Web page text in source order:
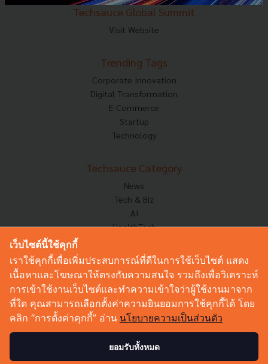
Techsauce Global Summit
Visit Website
Trending Tags
Corporate Innovation
Digital Transformation
E-Commerce
Startup
Technology
Techsauce Category
News
Tech & Biz
AI
HealthTech
Corp Innov
Saucy Thoughts
Sustainable
Videos
Podcast
เว็บไซต์นี้ใช้คุกกี้
เราใช้คุกกี้เพื่อเพิ่มประสบการณ์ที่ดีในการใช้เว็บไซต์ แสดง
เนื้อหาและโฆษณาให้ตรงกับความสนใจ รวมถึงเพื่อวิเคราะห์
การเข้าใช้งานเว็บไซต์และทำความเข้าใจว่าผู้ใช้งานมาจาก
ที่ใด คุณสามารถเลือกตั้งค่าความยินยอมการใช้คุกกี้ได้ โดย
คลิก “การตั้งค่าคุกกี้” อ่าน นโยบายความเป็นส่วนตัว
ยอมรับทั้งหมด